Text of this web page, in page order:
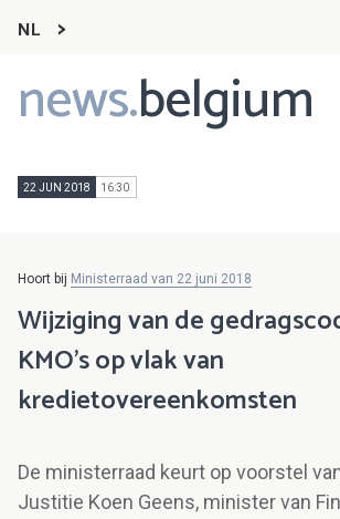
NL
news.belgium
Main
navigation
22 JUN 2018 16:30
Hoort bij Ministerraad van 22 juni 2018
Wijziging van de
KMO's op vlak van
kredietovereenkomsten
De ministerraad keurt op voorstel
Justitie Koen Geens, minister van